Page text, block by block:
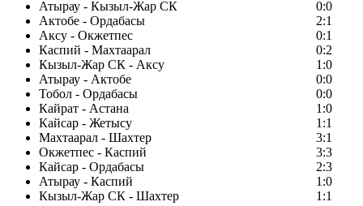
Атырау - Кызыл-Жар СК
0:0
Актобе - Ордабасы
2:1
Аксу - Окжетпес
0:1
Каспий - Махтаарал
0:2
Кызыл-Жар СК - Аксу
1:0
Атырау - Актобе
0:0
Тобол - Ордабасы
0:0
Кайрат - Астана
1:0
Кайсар - Жетысу
1:1
Махтаарал - Шахтер
3:1
Окжетпес - Каспий
3:3
Кайсар - Ордабасы
2:3
Атырау - Каспий
1:0
Кызыл-Жар СК - Шахтер
1:1